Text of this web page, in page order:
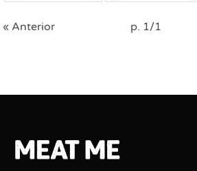
« Anterior p. 1/1